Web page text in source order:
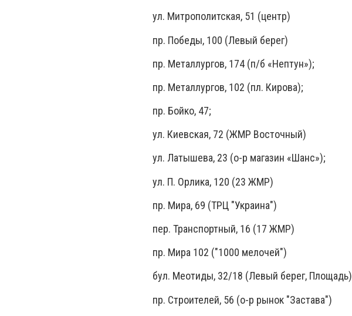
ул. Митрополитская, 51 (центр)
пр. Победы, 100 (Левый берег)
пр. Металлургов, 174 (п/б «Нептун»);
пр. Металлургов, 102 (пл. Кирова);
пр. Бойко, 47;
ул. Киевская, 72 (ЖМР Восточный)
ул. Латышева, 23 (о-р магазин «Шанс»);
ул. П. Орлика, 120 (23 ЖМР)
пр. Мира, 69 (ТРЦ "Украина")
пер. Транспортный, 16 (17 ЖМР)
пр. Мира 102 ("1000 мелочей")
бул. Меотиды, 32/18 (Левый берег, Площадь)
пр. Строителей, 56 (о-р рынок "Застава")